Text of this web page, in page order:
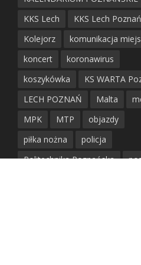
KKS Lech
KKS Lech Poznań
Kolejorz
komunikacja
koncert
koronawirus
koszykówka
KS WARTA
LECH POZNAŃ
Malta
MPK
MTP
objazdy
piłka nożna
policja
Politechnika Poznańska